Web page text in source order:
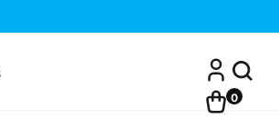
0